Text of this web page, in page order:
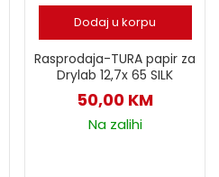
Dodaj u korpu
Rasprodaja-TURA papir za
Drylab 12,7x 65 SILK
50,00 KM
Na zalihi